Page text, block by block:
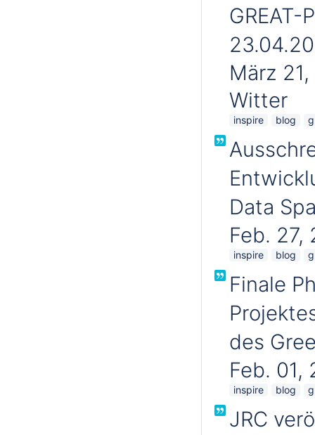
GREAT-
März
Witter
inspire blog
Data
Feb. 27,
inspire blog
Finale
des
Feb. 01,
inspire blog
JRC